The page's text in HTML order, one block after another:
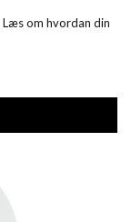
Læs om hvordan din